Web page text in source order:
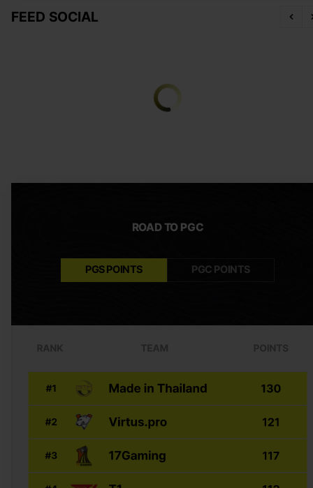
FEED SOCIAL
ROAD TO PGC
PGS POINTS PGC POINTS